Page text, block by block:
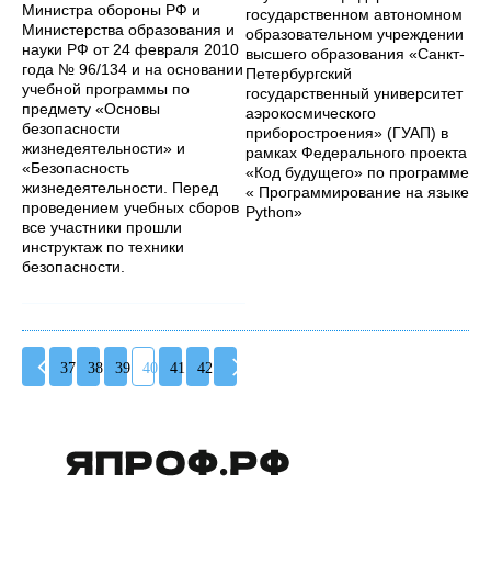
Министра обороны РФ и
Министерства образования и
науки РФ от 24 февраля 2010
года № 96/134 и на основании
учебной программы по
предмету «Основы
безопасности
жизнедеятельности» и
«Безопасность
жизнедеятельности. Перед
проведением учебных сборов
все участники прошли
инструктаж по техники
безопасности.
государственном автономном
образовательном учреждении
высшего образования «Санкт-
Петербургский
государственный университет
аэрокосмического
приборостроения» (ГУАП) в
рамках Федерального проекта
«Код будущего» по программе
« Программирование на языке
Python»
37 38 39 40 41 42